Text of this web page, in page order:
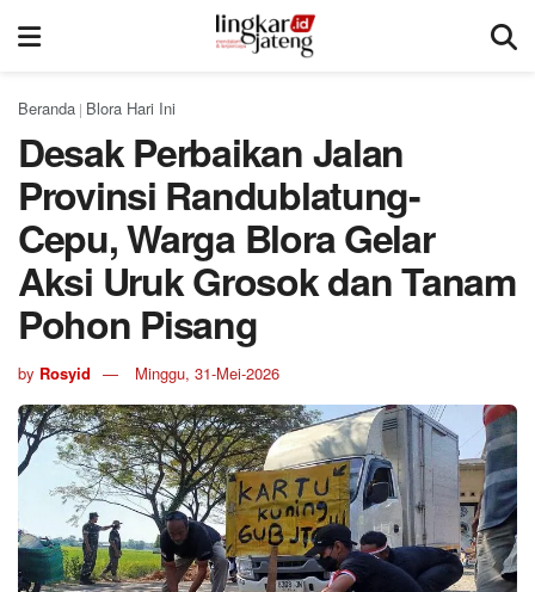
Beranda | Blora Hari Ini
Desak Perbaikan Jalan
Provinsi Randublatung-
Cepu, Warga Blora Gelar
Aksi Uruk Grosok dan Tanam
Pohon Pisang
by Rosyid Minggu, 31-Mei-2026